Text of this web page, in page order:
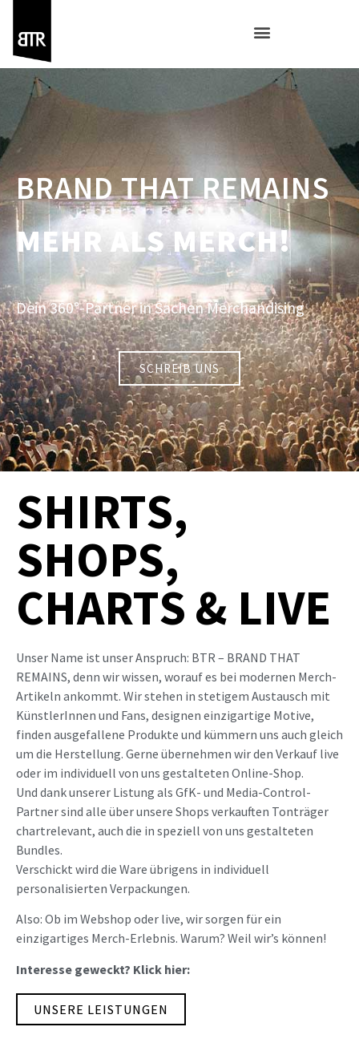
BRAND THAT REMAINS
MEHR ALS MERCH!
Dein 360°-Partner in Sachen Merchandising
SCHREIB UNS
SHIRTS,
SHOPS,
CHARTS & LIVE
Unser Name ist unser Anspruch: BTR – BRAND THAT
REMAINS, denn wir wissen, worauf es bei modernen Merch-
Artikeln ankommt. Wir stehen in stetigem Austausch mit
KünstlerInnen und Fans, designen einzigartige Motive,
finden ausgefallene Produkte und kümmern uns auch gleich
um die Herstellung. Gerne übernehmen wir den Verkauf live
oder im individuell von uns gestalteten Online-Shop.
Und dank unserer Listung als GfK- und Media-Control-
Partner sind alle über unsere Shops verkauften Tonträger
chartrelevant, auch die in speziell von uns gestalteten
Bundles.
Verschickt wird die Ware übrigens in individuell
personalisierten Verpackungen.
Also: Ob im Webshop oder live, wir sorgen für ein
einzigartiges Merch-Erlebnis. Warum? Weil wir’s können!
Interesse geweckt? Klick hier:
UNSERE LEISTUNGEN